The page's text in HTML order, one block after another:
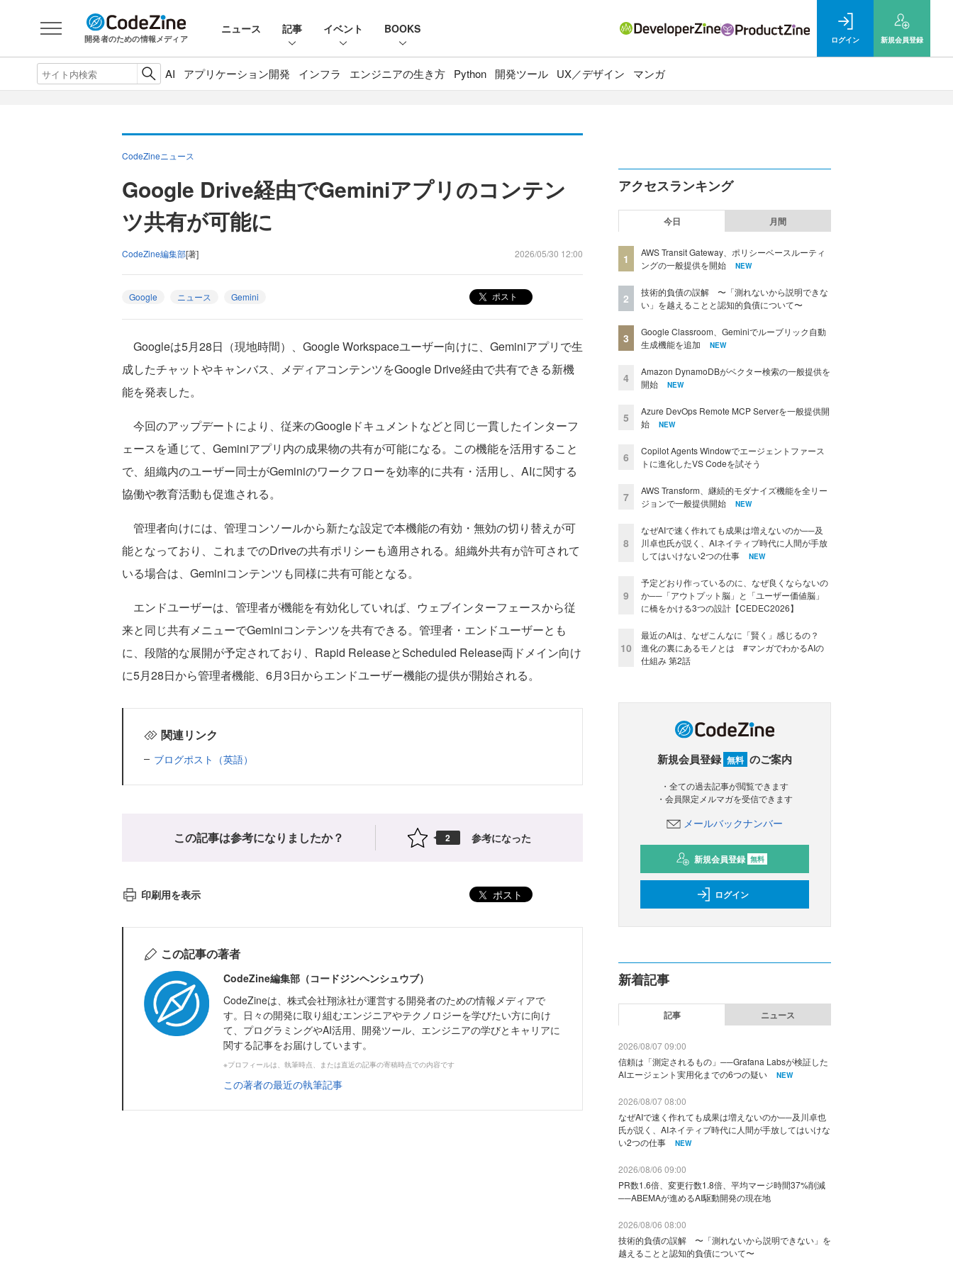
開発者のための情報メディア
ニュース 記事 イベント BOOKS
ログイン 新規会員登録
AI アプリケーション開発 インフラ エンジニアの生き方 Python 開発ツール UX／デザイン マンガ
CodeZineニュース
Google Drive経由でGeminiアプリのコンテン
ツ共有が可能に
CodeZine編集部[著] 2026/05/30 12:00
Google ニュース Gemini ポスト
Googleは5月28日（現地時間）、Google Workspaceユーザー向けに、Geminiアプリで生
成したチャットやキャンバス、メディアコンテンツをGoogle Drive経由で共有できる新機
能を発表した。
今回のアップデートにより、従来のGoogleドキュメントなどと同じ一貫したインターフ
ェースを通じて、Geminiアプリ内の成果物の共有が可能になる。この機能を活用すること
で、組織内のユーザー同士がGeminiのワークフローを効率的に共有・活用し、AIに関する
協働や教育活動も促進される。
管理者向けには、管理コンソールから新たな設定で本機能の有効・無効の切り替えが可
能となっており、これまでのDriveの共有ポリシーも適用される。組織外共有が許可されて
いる場合は、Geminiコンテンツも同様に共有可能となる。
エンドユーザーは、管理者が機能を有効化していれば、ウェブインターフェースから従
来と同じ共有メニューでGeminiコンテンツを共有できる。管理者・エンドユーザーとも
に、段階的な展開が予定されており、Rapid ReleaseとScheduled Release両ドメイン向け
に5月28日から管理者機能、6月3日からエンドユーザー機能の提供が開始される。
関連リンク
ブログポスト（英語）
この記事は参考になりましたか？ 2 参考になった
印刷用を表示 ポスト
この記事の著者
CodeZine編集部（コードジンヘンシュウブ）
CodeZineは、株式会社翔泳社が運営する開発者のための情報メディアで
す。日々の開発に取り組むエンジニアやテクノロジーを学びたい方に向け
て、プログラミングやAI活用、開発ツール、エンジニアの学びとキャリアに
関する記事をお届けしています。
※プロフィールは、執筆時点、または直近の記事の寄稿時点での内容です
この著者の最近の執筆記事
アクセスランキング
今日 月間
1
AWS Transit Gateway、ポリシーベースルーティ
ングの一般提供を開始
NEW
2
技術的負債の誤解 〜「測れないから説明できな
い」を越えることと認知的負債について〜
3
Google Classroom、Geminiでルーブリック自動
生成機能を追加
NEW
4
Amazon DynamoDBがベクター検索の一般提供を
開始
NEW
5
Azure DevOps Remote MCP Serverを一般提供開
始
NEW
6
Copilot Agents Windowでエージェントファース
トに進化したVS Codeを試そう
7
AWS Transform、継続的モダナイズ機能を全リー
ジョンで一般提供開始
NEW
8
なぜAIで速く作れても成果は増えないのか──及
川卓也氏が説く、AIネイティブ時代に人間が手放
してはいけない2つの仕事
NEW
9
予定どおり作っているのに、なぜ良くならないの
か──「アウトプット脳」と「ユーザー価値脳」
に橋をかける3つの設計【CEDEC2026】
10
最近のAIは、なぜこんなに「賢く」感じるの？
進化の裏にあるモノとは #マンガでわかるAIの
仕組み 第2話
新規会員登録 無料 のご案内
・全ての過去記事が閲覧できます
・会員限定メルマガを受信できます
メールバックナンバー
新規会員登録 無料
ログイン
新着記事
記事 ニュース
2026/08/07 09:00
信頼は「測定されるもの」──Grafana Labsが検証した
AIエージェント実用化までの6つの疑い
NEW
2026/08/07 08:00
なぜAIで速く作れても成果は増えないのか──及川卓也
氏が説く、AIネイティブ時代に人間が手放してはいけな
い2つの仕事
NEW
2026/08/06 09:00
PR数1.6倍、変更行数1.8倍、平均マージ時間37%削減
──ABEMAが進めるAI駆動開発の現在地
2026/08/06 08:00
技術的負債の誤解 〜「測れないから説明できない」を
越えることと認知的負債について〜